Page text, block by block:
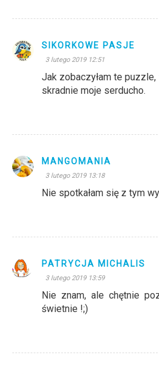
SIKORKOWE PASJE
3 lutego 2019 12:51
Jak zobaczyłam te
skradnie moje serducho.
MANGOMANIA
3 lutego 2019 13:18
Nie spotkałam się z tym
PATRYCJA MICHALIS
3 lutego 2019 13:59
Nie znam, ale chętnie
świetnie !;)